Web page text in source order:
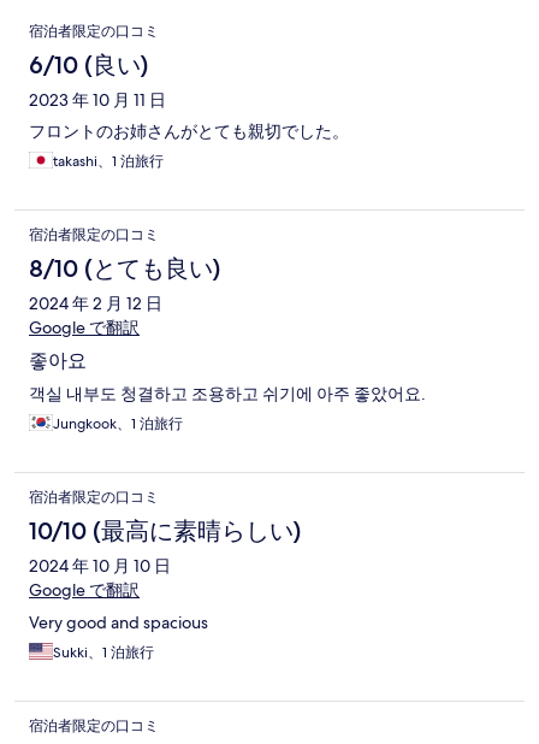
口
コ
ミ
宿泊者限定の口コミ
6/10 (良い)
2023 年 10 月 11 日
フロントのお姉さんがとても親切でした。
takashi、1 泊旅行
宿泊者限定の口コミ
8/10 (とても良い)
2024 年 2 月 12 日
Google で翻訳
좋아요
객실 내부도 청결하고 조용하고 쉬기에 아주 좋았어요.
Jungkook、1 泊旅行
宿泊者限定の口コミ
10/10 (最高に素晴らしい)
2024 年 10 月 10 日
Google で翻訳
Very good and spacious
Sukki、1 泊旅行
宿泊者限定の口コミ